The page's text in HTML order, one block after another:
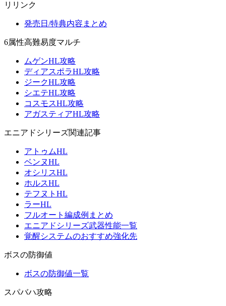
リリンク
発売日/特典内容まとめ
6属性高難易度マルチ
ムゲンHL攻略
ディアスポラHL攻略
ジークHL攻略
シエテHL攻略
コスモスHL攻略
アガスティアHL攻略
エニアドシリーズ関連記事
アトゥムHL
ベンヌHL
オシリスHL
ホルスHL
テフヌトHL
ラーHL
フルオート編成例まとめ
エニアドシリーズ武器性能一覧
覚醒システムのおすすめ強化先
ボスの防御値
ボスの防御値一覧
スパバハ攻略